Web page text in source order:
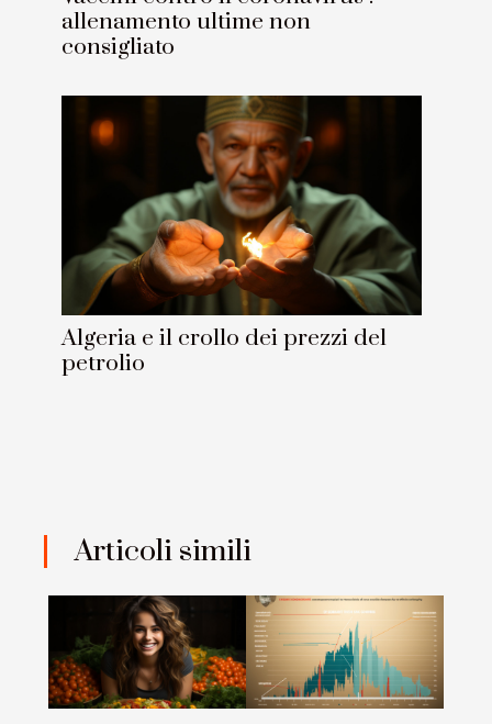
allenamento ultime non
consigliato
Algeria e il crollo dei prezzi del
petrolio
Articoli simili